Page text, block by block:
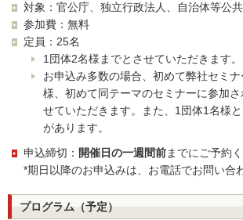
対象：官公庁、独立行政法人、自治体等公
参加費：無料
定員：25名
1団体2名様までとさせていただきます。
お申込み多数の場合、初めて弊社セミ
様、初めて同テーマのセミナーに参加
せていただきます。また、1団体1名様
があります。
申込締切： 開催日の一週間前までにご予約く
*期日以降のお申込みは、お電話でお問い合
プログラム（予定）